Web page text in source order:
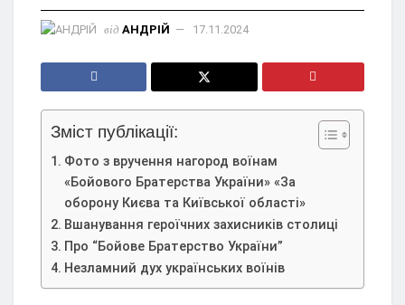
від АНДРІЙ 17.11.2024
Зміст публікації:
Фото з вручення нагород воїнам
«Бойового Братерства України» «За
оборону Києва та Київської області»
Вшанування героїчних захисників столиці
Про “Бойове Братерство України”
Незламний дух українських воїнів